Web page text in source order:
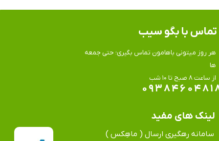
هر روز میتونی باهامون تماس بگیری؛ حتی جمعه
ها
​​​​​​​از ساعت ۸ صبح تا ۱۰ شب
تماس​​​​​​​ با بگو سیب
لینک های مفید
سامانه رهگیری ارسال ( ماهِکس )